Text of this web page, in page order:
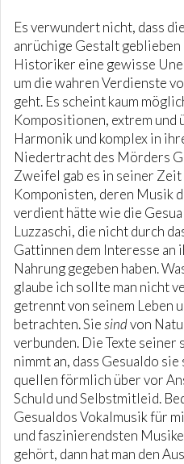
Es verwundert nicht, dass
anrüchige Gestalt
Historiker eine gewisse
um die wahren Verdienste
geht. Es scheint kaum
Kompositionen, extrem und
Harmonik und komplex in
Niedertracht des Mörders
Zweifel gab es in seiner
Komponisten, deren Musik
verdient hätte wie die
Luzzaschi, die nicht durch
Gattinnen dem Interesse an
Nahrung gegeben haben.
glaube ich sollte man nicht
getrennt von seinem Leben
betrachten. Siesindvon
verbunden. Die Texte seiner
nimmt an, dass Gesualdo
quellen förmlich über vor
Schuld und Selbstmitleid.
Gesualdos Vokalmusik für
und faszinierendsten
gehört, dann hat man den